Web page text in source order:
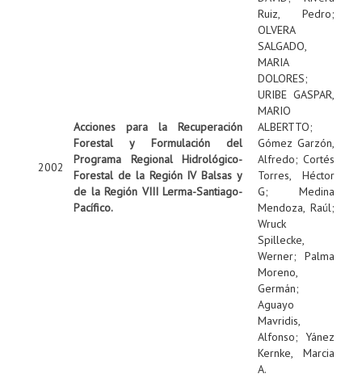
2002
Acciones para la Recuperación
Forestal y Formulación del
Programa Regional Hidrológico-
Forestal de la Región IV Balsas y
de la Región VIII Lerma-Santiago-
Pacífico.
Ruiz, Pedro;
OLVERA
SALGADO,
MARIA
DOLORES;
URIBE GASPAR,
MARIO
ALBERTTO;
Gómez Garzón,
Alfredo; Cortés
Torres, Héctor
G; Medina
Mendoza, Raúl;
Wruck
Spillecke,
Werner; Palma
Moreno,
Germán;
Aguayo
Mavridis,
Alfonso; Yánez
Kernke, Marcia
A.